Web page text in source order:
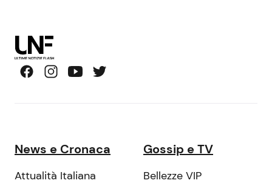
News e Cronaca
Attualità Italiana
Gossip e TV
Bellezze VIP